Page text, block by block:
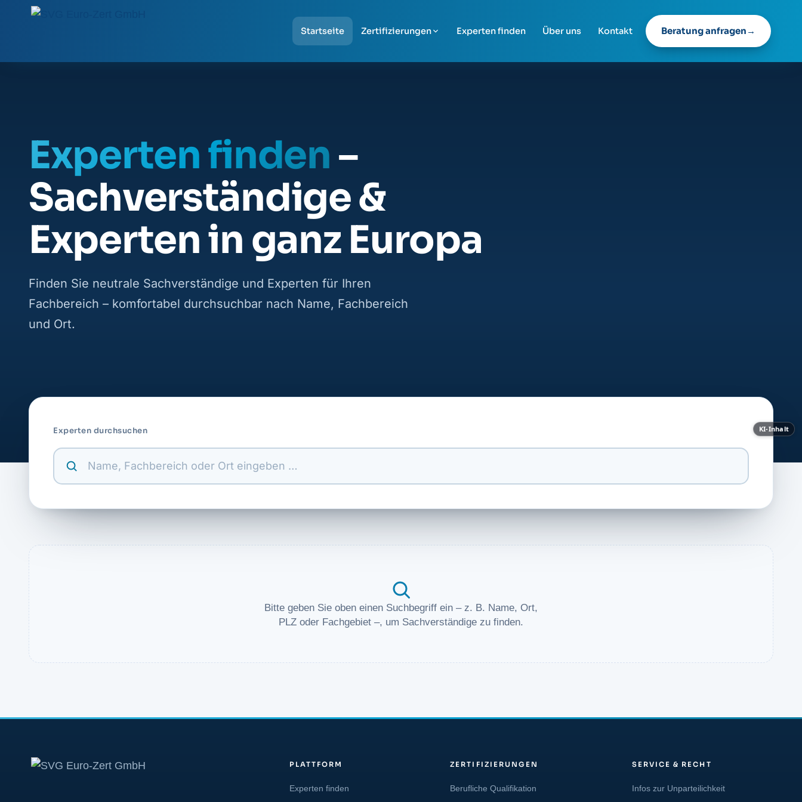
Startseite Zertifizierungen Experten finden Über uns Kontakt Beratung anfragen
Experten finden–
Sachverständige &
Experten in ganz Europa
Finden Sie neutrale Sachverständige und Experten für Ihren
Fachbereich – komfortabel durchsuchbar nach Name, Fachbereich
und Ort.
KI-Inhalt
Experten durchsuchen
Bitte geben Sie oben einen Suchbegriff ein – z. B. Name, Ort,
PLZ oder Fachgebiet –, um Sachverständige zu finden.
PLATTFORM
Experten finden
ZERTIFIZIERUNGEN
Berufliche Qualifikation
SERVICE & RECHT
Infos zur Unparteilichkeit